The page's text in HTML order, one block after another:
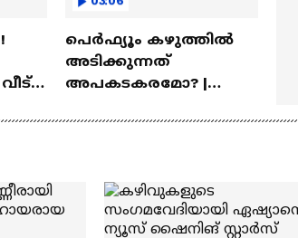
|
പെർഫ്യൂം കഴുത്തിൽ
അടിക്കുന്നത്
അപകടകരമോ? |